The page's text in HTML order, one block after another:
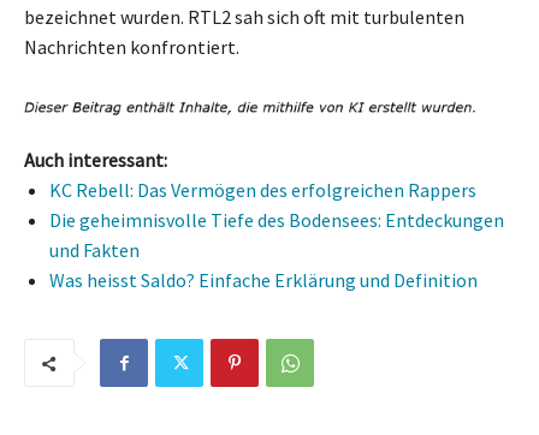
bezeichnet wurden. RTL2 sah sich oft mit turbulenten
Nachrichten konfrontiert.
Auch interessant:
KC Rebell: Das Vermögen des erfolgreichen Rappers
Die geheimnisvolle Tiefe des Bodensees: Entdeckungen
und Fakten
Was heisst Saldo? Einfache Erklärung und Definition